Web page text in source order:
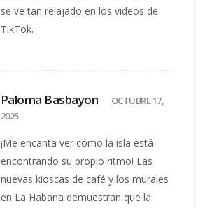
se ve tan relajado en los videos de
TikTok.
Paloma Basbayon
OCTUBRE 17,
2025
¡Me encanta ver cómo la isla está
encontrando su propio ritmo! Las
nuevas kioscas de café y los murales
en La Habana demuestran que la